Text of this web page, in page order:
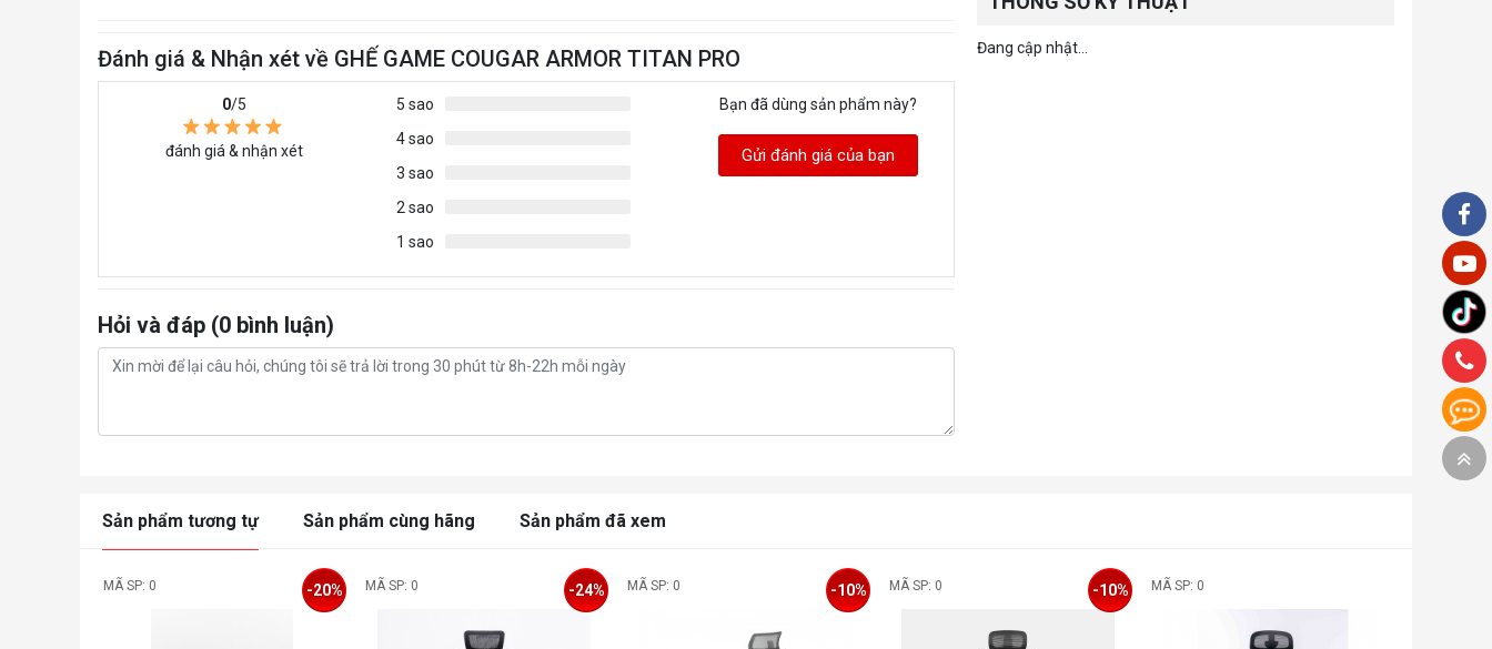
Đánh giá & Nhận xét về GHẾ GAME COUGAR ARMOR TITAN PRO
0/5
đánh giá & nhận xét
5 sao
4 sao
3 sao
2 sao
1 sao
Bạn đã dùng sản phẩm này?
Gửi đánh giá của bạn
Hỏi và đáp (0 bình luận)
Đang cập nhật...
Sản phẩm tương tự Sản phẩm cùng hãng Sản phẩm đã xem
MÃ SP: 0 -20% MÃ SP: 0 -24% MÃ SP: 0 -10% MÃ SP: 0 -10% MÃ SP: 0